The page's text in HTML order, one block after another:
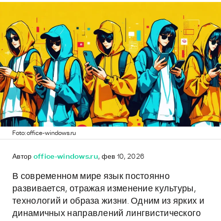
Foto: office-windows.ru
Автор office-windows.ru, фев 10, 2026
В современном мире язык постоянно
развивается, отражая изменение культуры,
технологий и образа жизни. Одним из ярких и
динамичных направлений лингвистического